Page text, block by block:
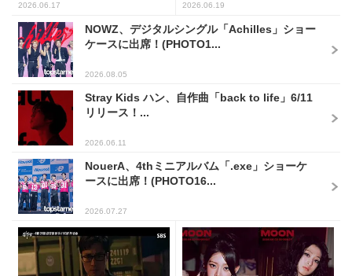
2026.06.17 2026.06.19
NOWZ、デジタルシングル「Achilles」ショー
ケースに出席！(PHOTO1...
2026.08.05
Stray Kids ハン、自作曲「back to life」6/11
リリース！...
2026.06.11
NouerA、4thミニアルバム「.exe」ショーケ
ースに出席！(PHOTO16...
2026.07.27